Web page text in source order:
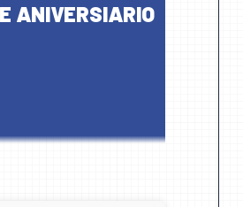
ANIVERSIARIO